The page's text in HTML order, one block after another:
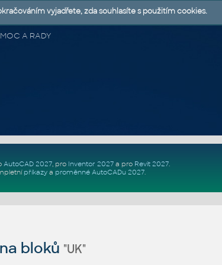
A RADY
AutoCAD 2027, pro Inventor 2027a pro Revit 2027.
příkazya proměnné AutoCADu 2027.
bloků "UK"
vyjadřete, zda souhlasíte s použitím cookies.